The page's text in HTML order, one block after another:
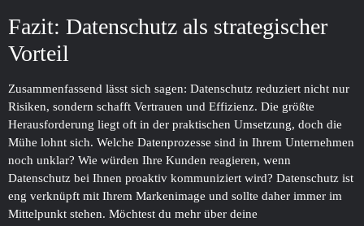
Fazit: Datenschutz als strategischer
Vorteil
Zusammenfassend lässt sich sagen: Datenschutz reduziert nicht nur
Risiken, sondern schafft Vertrauen und Effizienz. Die größte
Herausforderung liegt oft in der praktischen Umsetzung, doch die
Mühe lohnt sich. Welche Datenprozesse sind in Ihrem Unternehmen
noch unklar? Wie würden Ihre Kunden reagieren, wenn
Datenschutz bei Ihnen proaktiv kommuniziert wird? Datenschutz ist
eng verknüpft mit Ihrem Markenimage und sollte daher immer im
Mittelpunkt stehen. Möchtest du mehr über deine